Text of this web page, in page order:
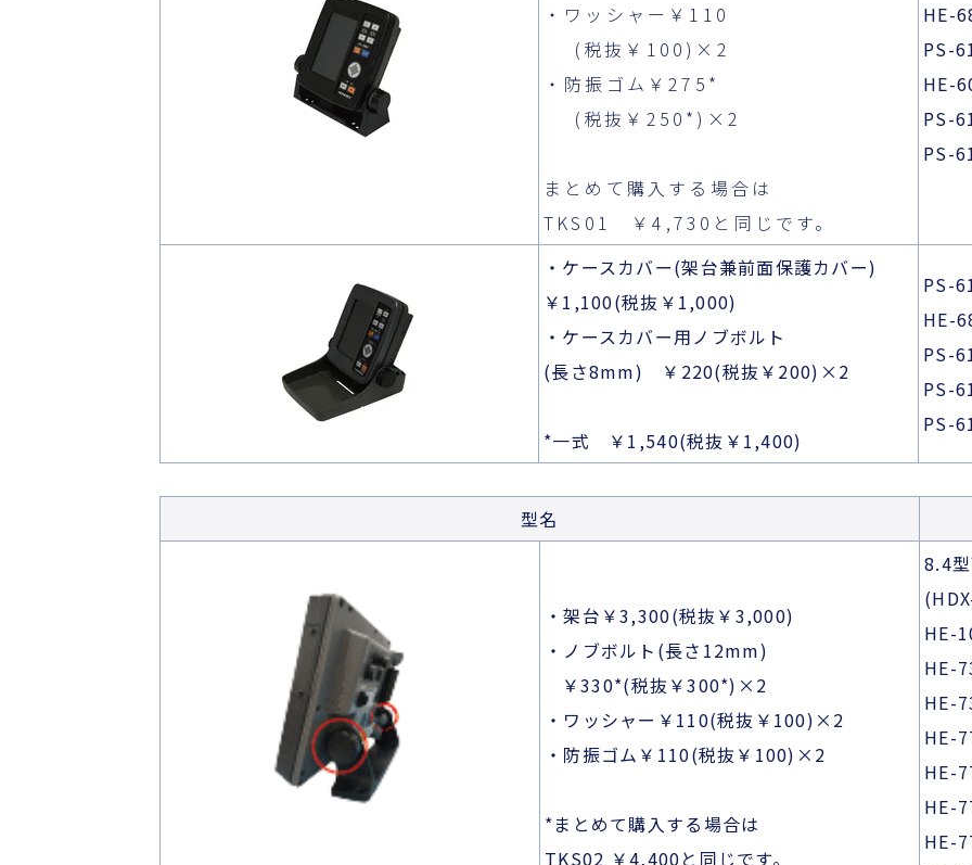
・ワッシャー￥110
(税抜￥100)×2
・防振ゴム￥275*
(税抜￥250*)×2
まとめて購入する場合は
TKS01 ￥4,730と同じです。
HE-
PS-
HE-
PS-
PS-
・ケースカバー(架台兼前面保護カバー)
￥1,100(税抜￥1,000)
・ケースカバー用ノブボルト
(長さ8mm) ￥220(税抜￥200)×2
*一式 ￥1,540(税抜￥1,400)
PS-
HE-
PS-
PS-
PS-
型名
・架台￥3,300(税抜￥3,000)
・ノブボルト(長さ12mm)
￥330*(税抜￥300*)×2
・ワッシャー￥110(税抜￥100)×2
・防振ゴム￥110(税抜￥100)×2
*まとめて購入する場合は
TKS02 ￥4,400と同じです。
8.4
HE-
HE-
HE-
HE-
HE-
HE-
HE-